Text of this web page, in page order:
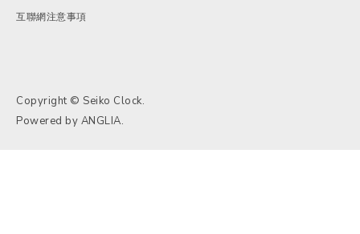
互聯網注意事項
Copyright © Seiko Clock.
Powered by ANGLIA.